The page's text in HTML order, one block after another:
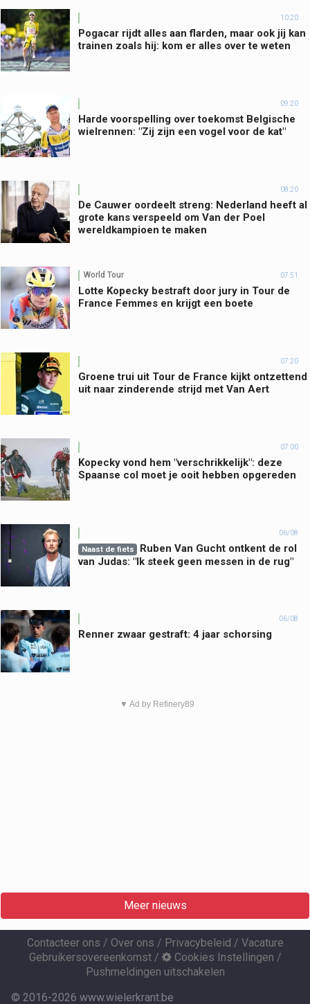
10:20
Pogacar rijdt alles aan flarden, maar ook jij kan
trainen zoals hij: kom er alles over te weten
09:20
Harde voorspelling over toekomst Belgische
wielrennen: "Zij zijn een vogel voor de kat"
08:20
De Cauwer oordeelt streng: Nederland heeft al
grote kans verspeeld om Van der Poel
wereldkampioen te maken
World Tour 07:51
Lotte Kopecky bestraft door jury in Tour de
France Femmes en krijgt een boete
07:20
Groene trui uit Tour de France kijkt ontzettend
uit naar zinderende strijd met Van Aert
07:00
Kopecky vond hem "verschrikkelijk": deze
Spaanse col moet je ooit hebben opgereden
06/08
Naast de fiets
Ruben Van Gucht ontkent de rol
van Judas: "Ik steek geen messen in de rug"
06/08
Renner zwaar gestraft: 4 jaar schorsing
▼ Ad by Refinery89
Meer nieuws
Contacteer ons / Over ons / Privacybeleid / Vacature
Gebruikersovereenkomst/ Cookies Instellingen /
Pushmeldingen uitschakelen
© 2016-2026 www.wielerkrant.be